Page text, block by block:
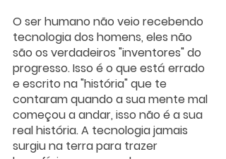
O ser humano não veio recebendo
tecnologia dos homens, eles não
são os verdadeiros "inventores" do
progresso. Isso é o que está errado
e escrito na "história" que te
contaram quando a sua mente mal
começou a andar, isso não é a sua
real história. A tecnologia jamais
surgiu na terra para trazer